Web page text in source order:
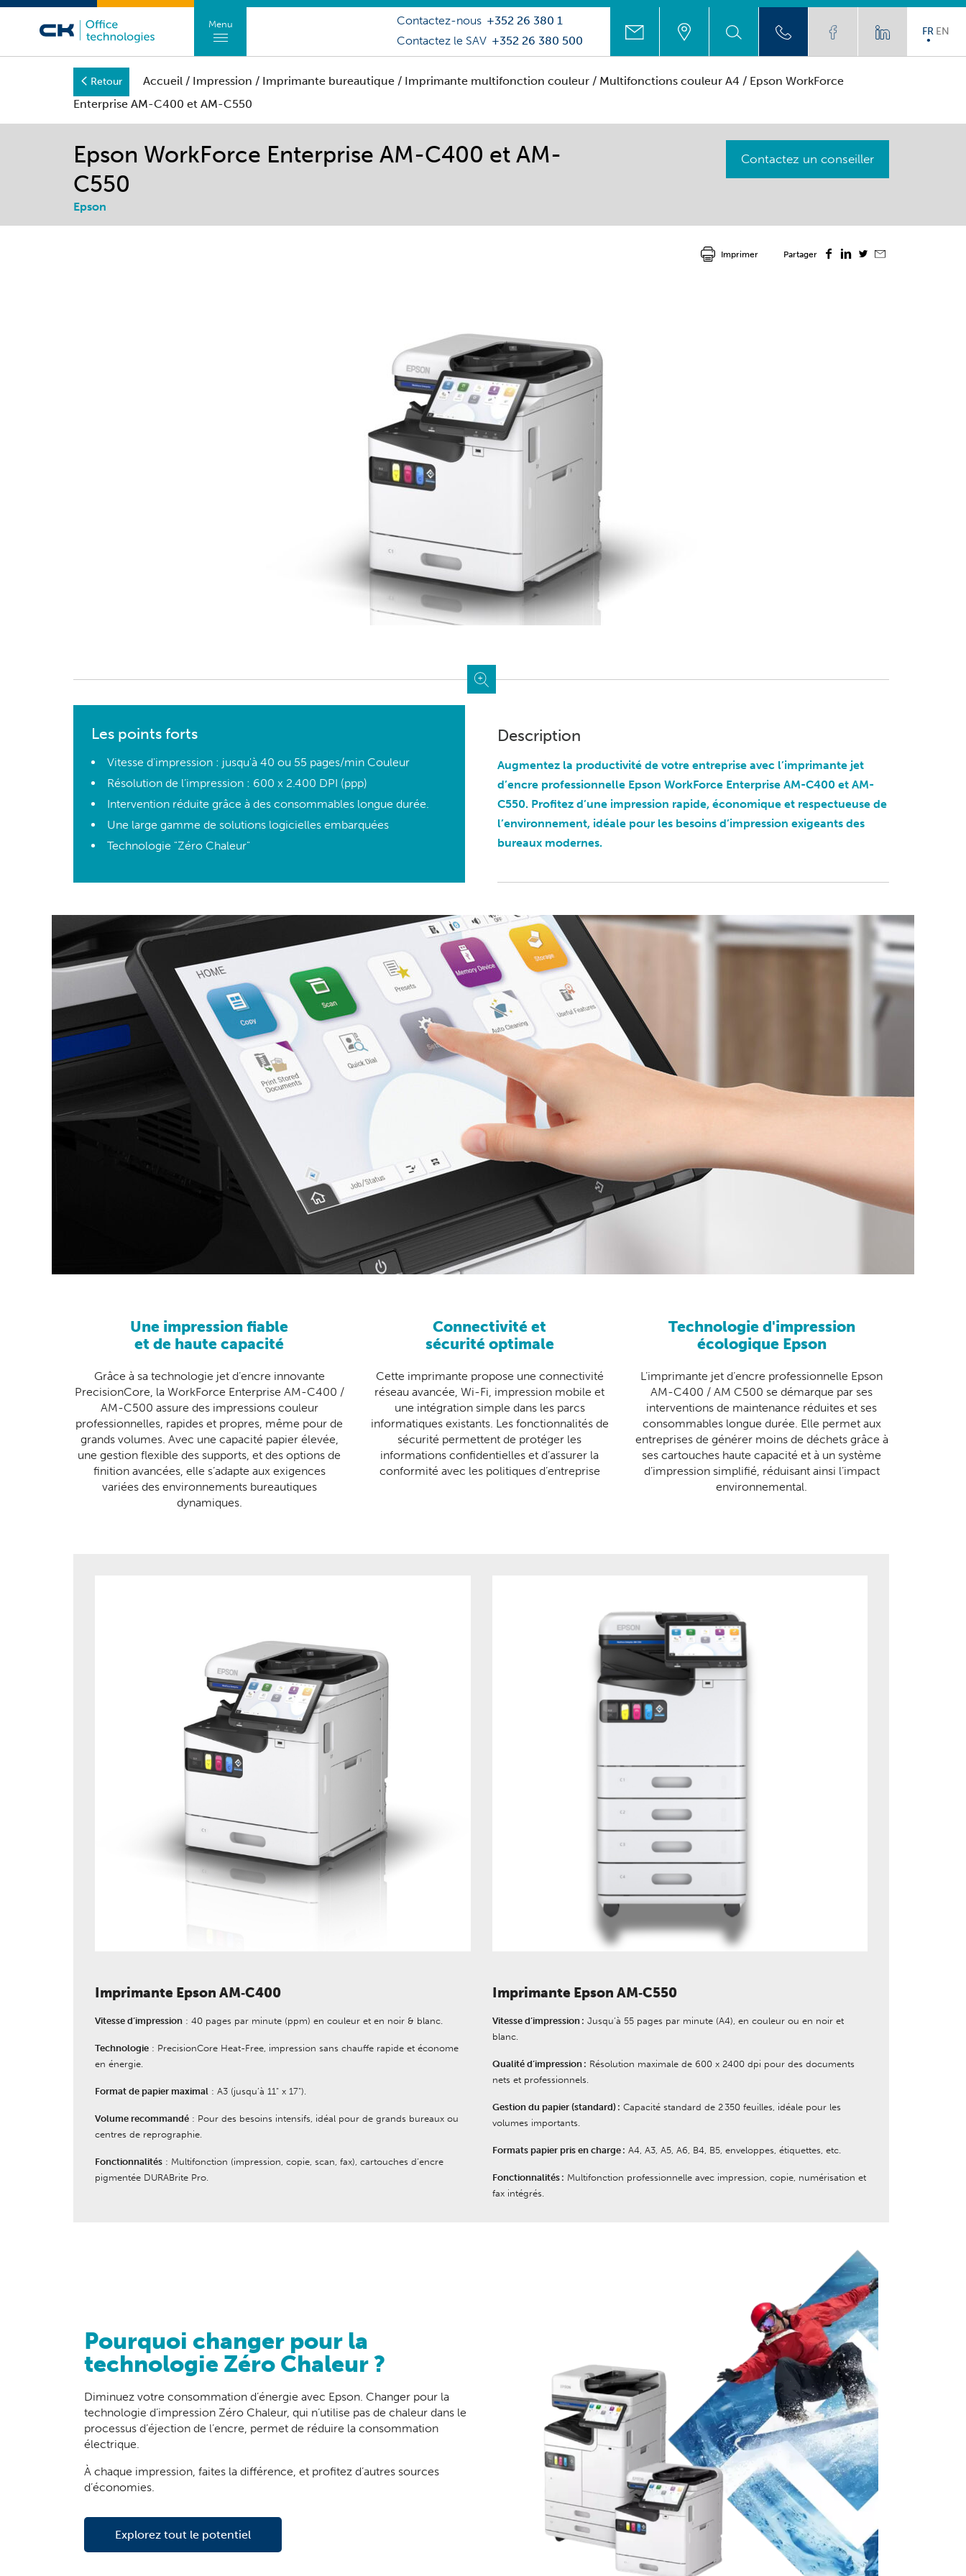
Contactez-nous +352 26 380 1
Contactez le SAV +352 26 380 500
FR EN
Menu
Retour Accueil / Impression / Imprimante bureautique / Imprimante multifonction couleur / Multifonctions couleur A4 / Epson WorkForce
Enterprise AM-C400 et AM-C550
Epson WorkForce Enterprise AM-C400 et AM-
C550
Epson
Contactez un conseiller
Partager
Imprimer
Les points forts
Vitesse d'impression : jusqu'à 40 ou 55 pages/min Couleur
Résolution de l’impression : 600 x 2.400 DPI (ppp)
Intervention réduite grâce à des consommables longue durée.
Une large gamme de solutions logicielles embarquées
Technologie "Zéro Chaleur"
Description
Augmentez la productivité de votre entreprise avec l’imprimante jet
d’encre professionnelle Epson WorkForce Enterprise AM-C400 et AM-
C550. Profitez d’une impression rapide, économique et respectueuse de
l’environnement, idéale pour les besoins d’impression exigeants des
bureaux modernes.
Une impression fiable
et de haute capacité
Grâce à sa technologie jet d’encre innovante
PrecisionCore, la WorkForce Enterprise AM-C400 /
AM-C500 assure des impressions couleur
professionnelles, rapides et propres, même pour de
grands volumes. Avec une capacité papier élevée,
une gestion flexible des supports, et des options de
finition avancées, elle s’adapte aux exigences
variées des environnements bureautiques
dynamiques.
Connectivité et
sécurité optimale
Cette imprimante propose une connectivité
réseau avancée, Wi-Fi, impression mobile et
une intégration simple dans les parcs
informatiques existants. Les fonctionnalités de
sécurité permettent de protéger les
informations confidentielles et d’assurer la
conformité avec les politiques d’entreprise
Technologie d'impression
écologique Epson
L’imprimante jet d’encre professionnelle Epson
AM-C400 / AM C500 se démarque par ses
interventions de maintenance réduites et ses
consommables longue durée. Elle permet aux
entreprises de générer moins de déchets grâce à
ses cartouches haute capacité et à un système
d’impression simplifié, réduisant ainsi l’impact
environnemental.
Imprimante Epson AM‑C400
Vitesse d’impression : 40 pages par minute (ppm) en couleur et en noir & blanc.
Technologie : PrecisionCore Heat-Free, impression sans chauffe rapide et économe
en énergie.
Format de papier maximal : A3 (jusqu’à 11" x 17").
Volume recommandé : Pour des besoins intensifs, idéal pour de grands bureaux ou
centres de reprographie.
Fonctionnalités : Multifonction (impression, copie, scan, fax), cartouches d’encre
pigmentée DURABrite Pro.
Imprimante Epson AM‑C550
Vitesse d’impression : Jusqu’à 55 pages par minute (A4), en couleur ou en noir et
blanc.
Qualité d’impression : Résolution maximale de 600 x 2400 dpi pour des documents
nets et professionnels.
Gestion du papier (standard) : Capacité standard de 2 350 feuilles, idéale pour les
volumes importants.
Formats papier pris en charge : A4, A3, A5, A6, B4, B5, enveloppes, étiquettes, etc.
Fonctionnalités : Multifonction professionnelle avec impression, copie, numérisation et
fax intégrés.
Pourquoi changer pour la
technologie Zéro Chaleur ?
Diminuez votre consommation d’énergie avec Epson. Changer pour la
technologie d’impression Zéro Chaleur, qui n’utilise pas de chaleur dans le
processus d’éjection de l’encre, permet de réduire la consommation
électrique.
À chaque impression, faites la différence, et profitez d’autres sources
d’économies.
Explorez tout le potentiel